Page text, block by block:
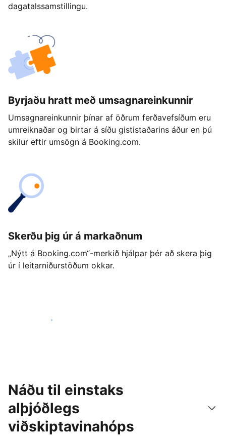
dagatalssamstillingu.
Byrjaðu hratt með umsagnareinkunnir
Umsagnareinkunnir þínar af öðrum ferðavefsíðum eru
umreiknaðar og birtar á síðu gististaðarins áður en þú
skilur eftir umsögn á Booking.com.
Skerðu þig úr á markaðnum
„Nýtt á Booking.com“-merkið hjálpar þér að skera þig
úr í leitarniðurstöðum okkar.
Byrjaðu strax í dag
Náðu til einstaks
alþjóðlegs
viðskiptavinahóps